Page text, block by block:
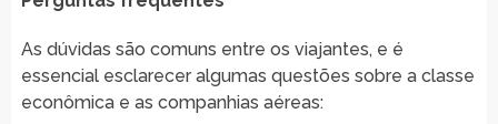
As dúvidas são comuns entre os viajantes, e é
essencial esclarecer algumas questões sobre a classe
econômica e as companhias aéreas: